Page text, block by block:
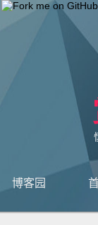
博客园